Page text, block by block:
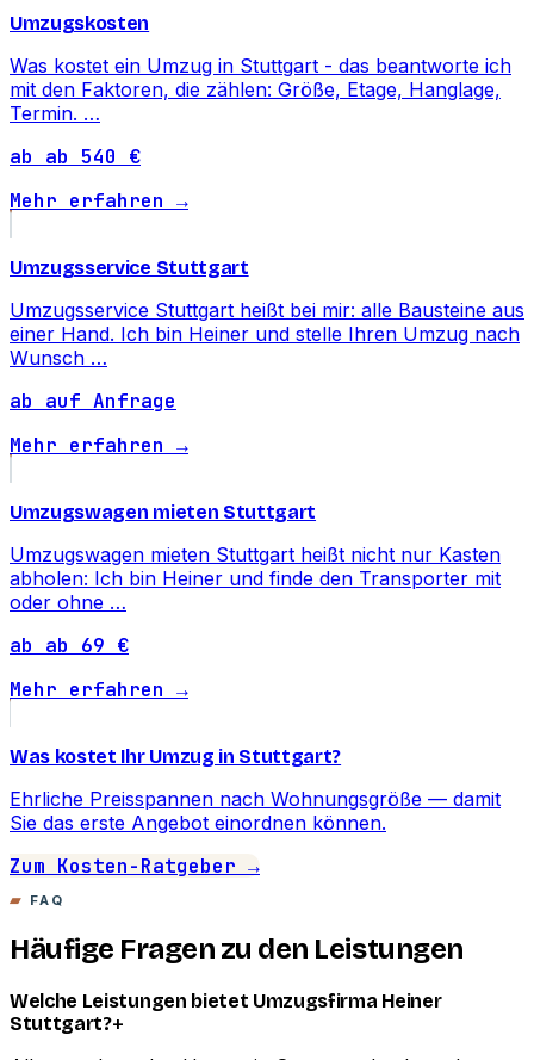
Umzugskosten
Was kostet ein Umzug in Stuttgart - das beantworte ich
mit den Faktoren, die zählen: Größe, Etage, Hanglage,
Termin. …
ab ab 540 €
Mehr erfahren →
Umzugsservice Stuttgart
Umzugsservice Stuttgart heißt bei mir: alle Bausteine aus
einer Hand. Ich bin Heiner und stelle Ihren Umzug nach
Wunsch …
ab auf Anfrage
Mehr erfahren →
Umzugswagen mieten Stuttgart
Umzugswagen mieten Stuttgart heißt nicht nur Kasten
abholen: Ich bin Heiner und finde den Transporter mit
oder ohne …
ab ab 69 €
Mehr erfahren →
Was kostet Ihr Umzug in Stuttgart?
Ehrliche Preisspannen nach Wohnungsgröße — damit
Sie das erste Angebot einordnen können.
Zum Kosten-Ratgeber →
FAQ
Häufige Fragen zu den Leistungen
Welche Leistungen bietet Umzugsfirma Heiner
Stuttgart?+